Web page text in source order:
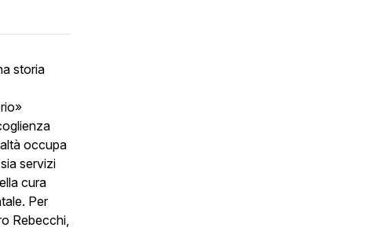
storia
occupa
servizi
cura
Per
Rebecchi,